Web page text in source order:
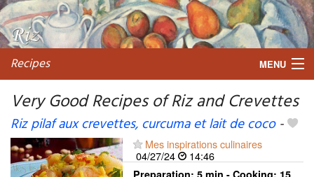
Recipes MENU
My favorite blogs
Very Good Recipes of Riz and Crevettes
Riz pilaf aux crevettes, curcuma et lait de coco-
Mes inspirations culinaires
04/27/24
14:46
Preparation: 5 min - Cooking: 15